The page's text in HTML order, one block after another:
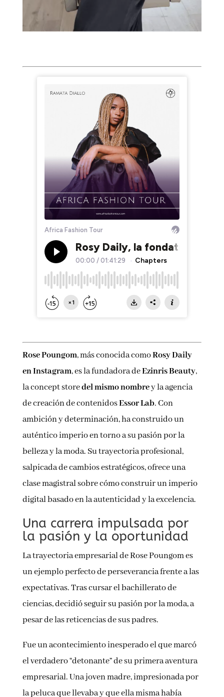
Rose Poungom, más conocida comoRosy Daily
en Instagram, es la fundadora deEzinris Beauty,
la concept storedel mismo nombrey la agencia
de creación de contenidosEssor Lab. Con
ambición y determinación, ha construido un
auténtico imperio en torno a su pasión por la
belleza y la moda. Su trayectoria profesional,
salpicada de cambios estratégicos, ofrece una
clase magistral sobre cómo construir un imperio
digital basado en la autenticidad y la excelencia.
Una carrera impulsada por
la pasión y la oportunidad
La trayectoria empresarial de Rose Poungom es
un ejemplo perfecto de perseverancia frente a las
expectativas. Tras cursar el bachillerato de
ciencias, decidió seguir su pasión por la moda, a
pesar de las reticencias de sus padres.
Fue un acontecimiento inesperado el que marcó
el verdadero “detonante” de su primera aventura
empresarial. Una joven madre, impresionada por
la peluca que llevaba y que ella misma había